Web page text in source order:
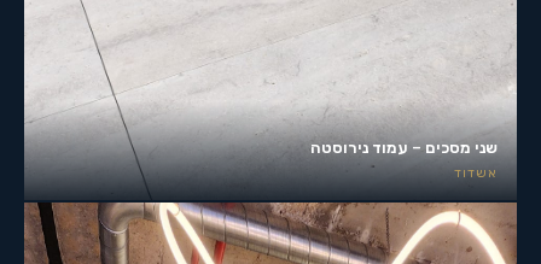
שני מסכים – עמוד נירוסטה
אשדוד